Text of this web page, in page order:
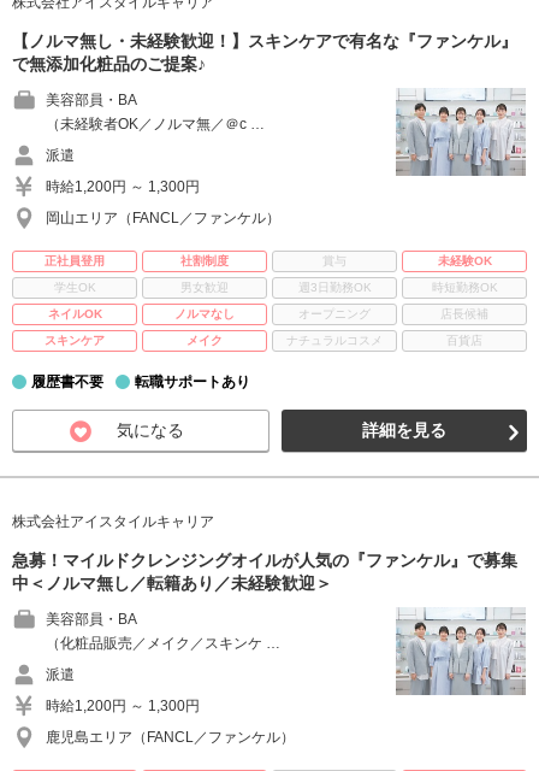
【ノルマ無し・未経験歓迎！】スキンケアで有名な『ファンケル』
で無添加化粧品のご提案♪
美容部員・BA
（未経験者OK／ノルマ無／＠c …
派遣
時給1,200円 ～ 1,300円
岡山エリア（FANCL／ファンケル）
正社員登用 社割制度 賞与
未経験OK
学生OK
男女歓迎 週3日勤務OK
時短勤務OK
ネイルOK
ノルマなし オープニング
店長候補
スキンケア
メイク ナチュラルコスメ 百貨店
履歴書不要 転職サポートあり
気になる 詳細を見る
株式会社アイスタイルキャリア
急募！マイルドクレンジングオイルが人気の『ファンケル』で募集
中＜ノルマ無し／転籍あり／未経験歓迎＞
美容部員・BA
（化粧品販売／メイク／スキンケ …
派遣
時給1,200円 ～ 1,300円
鹿児島エリア（FANCL／ファンケル）